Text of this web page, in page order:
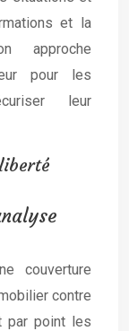
et la
approche
pour les
leur
couverture
contre
par point les